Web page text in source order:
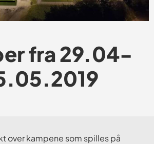
fra 29.04-
over kampene som spilles på